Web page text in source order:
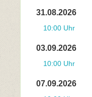
31.08.2026
10:00 Uhr
03.09.2026
10:00 Uhr
07.09.2026